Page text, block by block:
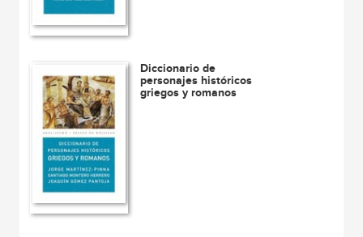
Diccionario de
personajes históricos
griegos y romanos